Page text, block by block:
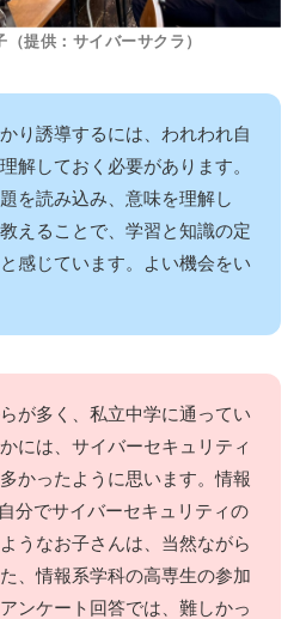
（提供：サイバーサクラ）
り誘導するには、われわれ自
解しておく必要があります。
を読み込み、意味を理解し
えることで、学習と知識の定
感じています。よい機会をい
が多く、私立中学に通ってい
には、サイバーセキュリティ
かったように思います。情報
分でサイバーセキュリティの
うなお子さんは、当然ながら
、情報系学科の高専生の参加
ンケート回答では、難しかっ